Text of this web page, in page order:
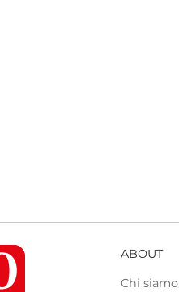
ABOUT
Chi siamo